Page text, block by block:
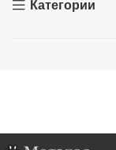
Категории